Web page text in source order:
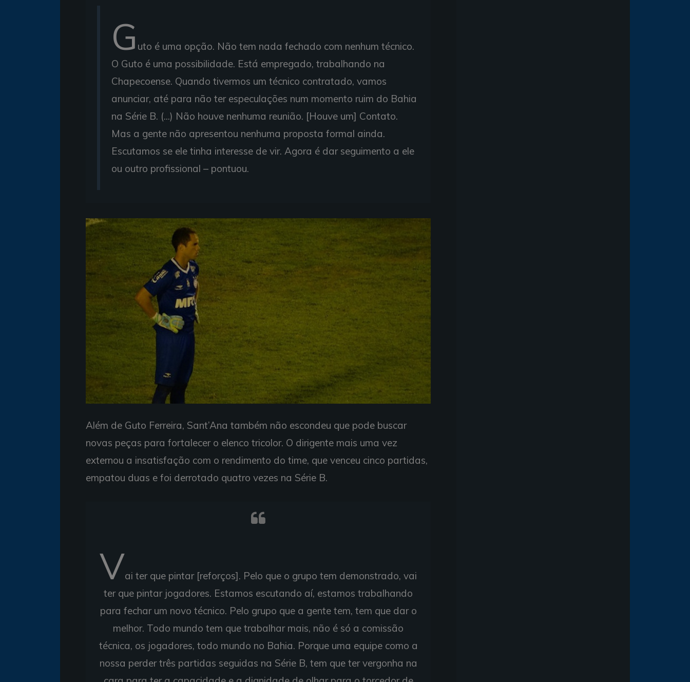
G uto é uma opção. Não tem nada fechado com nenhum técnico.
O Guto é uma possibilidade. Está empregado, trabalhando na
Chapecoense. Quando tivermos um técnico contratado, vamos
anunciar, até para não ter especulações num momento ruim do Bahia
na Série B. (...) Não houve nenhuma reunião. [Houve um] Contato.
Mas a gente não apresentou nenhuma proposta formal ainda.
Escutamos se ele tinha interesse de vir. Agora é dar seguimento a ele
ou outro profissional – pontuou.
Além de Guto Ferreira, Sant’Ana também não escondeu que pode buscar
novas peças para fortalecer o elenco tricolor. O dirigente mais uma vez
externou a insatisfação com o rendimento do time, que venceu cinco partidas,
empatou duas e foi derrotado quatro vezes na Série B.
Vai ter que pintar [reforços]. Pelo que o grupo tem demonstrado, vai
ter que pintar jogadores. Estamos escutando aí, estamos trabalhando
para fechar um novo técnico. Pelo grupo que a gente tem, tem que dar o
melhor. Todo mundo tem que trabalhar mais, não é só a comissão
técnica, os jogadores, todo mundo no Bahia. Porque uma equipe como a
nossa perder três partidas seguidas na Série B, tem que ter vergonha na